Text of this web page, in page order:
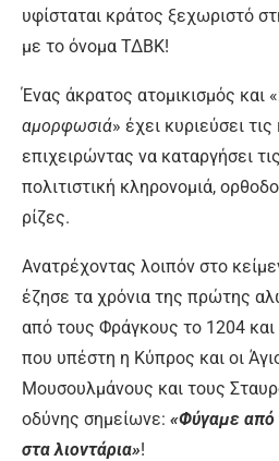
υφίσταται κράτος ξεχωριστό
με το όνομα ΤΔΒΚ!
Ένας άκρατος ατομικισμός και «
αμορφωσιά» έχει κυριεύσει
επιχειρώντας να καταργήσει
πολιτιστική κληρονομιά,
ρίζες.
Ανατρέχοντας λοιπόν στο
έζησε τα χρόνια της πρώτης
από τους Φράγκους το 1204
που υπέστη η Κύπρος και οι
Μουσουλμάνους και τους
οδύνης σημείωνε: «Φύγαμε από
στα λιοντάρια»!